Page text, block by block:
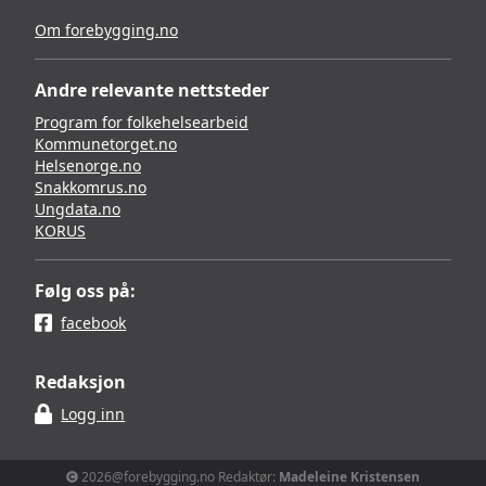
Om forebygging.no
Andre relevante nettsteder
Program for folkehelsearbeid
Kommunetorget.no
Helsenorge.no
Snakkomrus.no
Ungdata.no
KORUS
Følg oss på:
facebook
Redaksjon
Logg inn
2026@forebygging.no Redaktør: Madeleine Kristensen